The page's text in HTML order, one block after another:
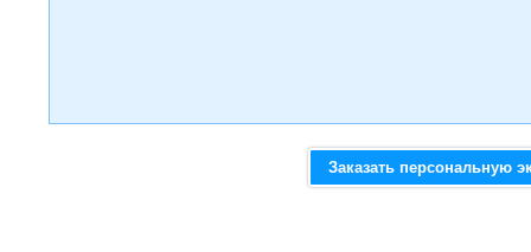
Заказать персональную